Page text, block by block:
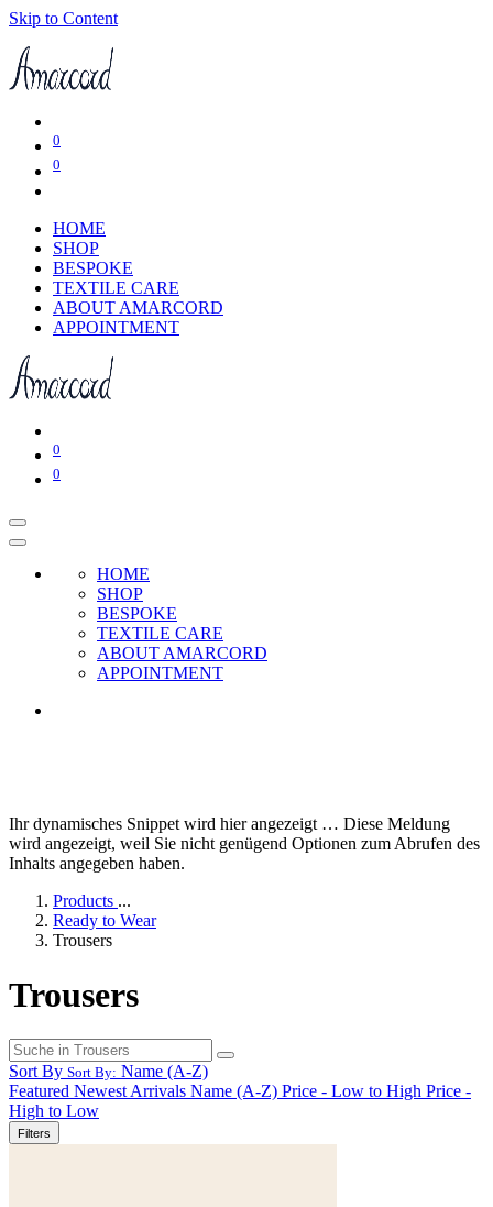
Skip to Content
0
0
HOME
SHOP
BESPOKE
TEXTILE CARE
ABOUT AMARCORD
APPOINTMENT
0
0
HOME
SHOP
BESPOKE
TEXTILE CARE
ABOUT AMARCORD
APPOINTMENT
Ihr dynamisches Snippet wird hier angezeigt … Diese Meldung
wird angezeigt, weil Sie nicht genügend Optionen zum Abrufen des
Inhalts angegeben haben.
Products ...
Ready to Wear
Trousers
Trousers
Sort By Sort By: Name (A-Z)
Featured Newest Arrivals Name (A-Z) Price - Low to High Price -
High to Low
Filters